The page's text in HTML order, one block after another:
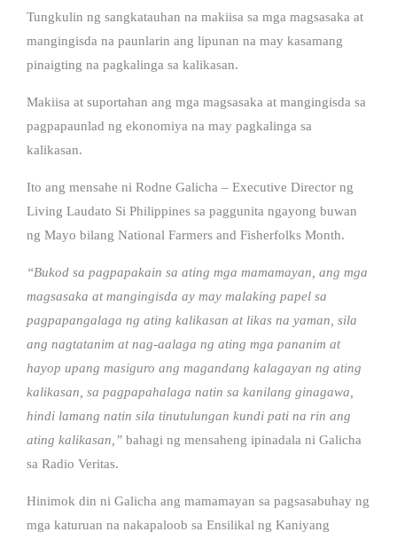
Tungkulin ng sangkatauhan na makiisa sa mga magsasaka at
mangingisda na paunlarin ang lipunan na may kasamang
pinaigting na pagkalinga sa kalikasan.
Makiisa at suportahan ang mga magsasaka at mangingisda sa
pagpapaunlad ng ekonomiya na may pagkalinga sa
kalikasan.
Ito ang mensahe ni Rodne Galicha – Executive Director ng
Living Laudato Si Philippines sa paggunita ngayong buwan
ng Mayo bilang National Farmers and Fisherfolks Month.
“Bukod sa pagpapakain sa ating mga mamamayan, ang mga
magsasaka at mangingisda ay may malaking papel sa
pagpapangalaga ng ating kalikasan at likas na yaman, sila
ang nagtatanim at nag-aalaga ng ating mga pananim at
hayop upang masiguro ang magandang kalagayan ng ating
kalikasan, sa pagpapahalaga natin sa kanilang ginagawa,
hindi lamang natin sila tinutulungan kundi pati na rin ang
ating kalikasan,” bahagi ng mensaheng ipinadala ni Galicha
sa Radio Veritas.
Hinimok din ni Galicha ang mamamayan sa pagsasabuhay ng
mga katuruan na nakapaloob sa Ensilikal ng Kaniyang